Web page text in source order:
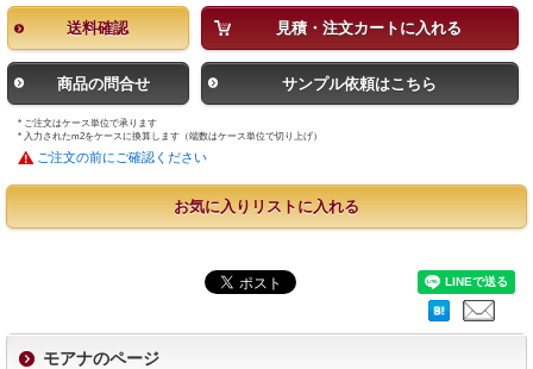
送料確認 見積・注文カートに入れる
商品の問合せ サンプル依頼はこちら
* ご注文はケース単位で承ります
* 入力されたm2をケースに換算します（端数はケース単位で切り上げ）
ご注文の前にご確認ください
お気に入りリストに入れる
モアナのページ